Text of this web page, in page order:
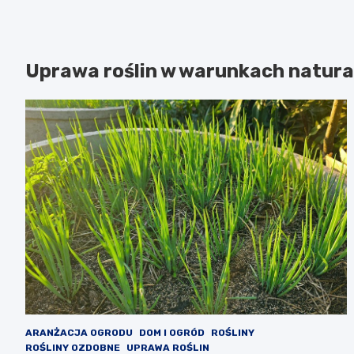
Uprawa roślin w warunkach
ARANŻACJA OGRODU DOM I OGRÓD
ROŚLINY
ROŚLINY OZDOBNE
UPRAWA ROŚLIN